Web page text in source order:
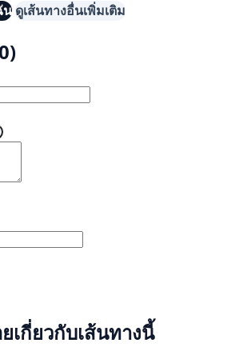
น ดูเส้นทางอื่นเพิ่มเติม
เกี่ยวกับเส้นทางนี้